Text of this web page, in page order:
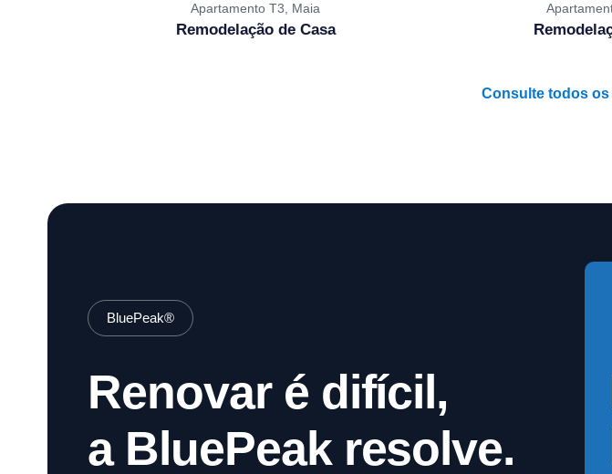
Apartamento T3, Maia
Remodelação de Casa
Consulte todos
BluePeak®
Renovar é difícil,
a BluePeak resolve.